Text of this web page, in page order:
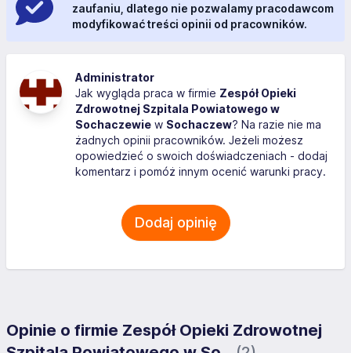
zaufaniu, dlatego nie pozwalamy pracodawcom
modyfikować treści opinii od pracowników.
Administrator
Jak wygląda praca w firmie Zespół Opieki
Zdrowotnej Szpitala Powiatowego w
Sochaczewie w Sochaczew? Na razie nie ma
żadnych opinii pracowników. Jeżeli możesz
opowiedzieć o swoich doświadczeniach - dodaj
komentarz i pomóż innym ocenić warunki pracy.
Dodaj opinię
Opinie o firmie Zespół Opieki Zdrowotnej